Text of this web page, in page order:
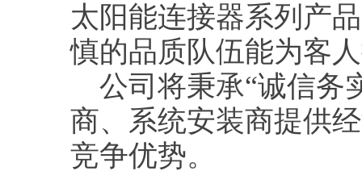
太阳能连接器系列产
慎的品质队伍能为客
公司将秉承“诚信务
商、系统安装商提供
竞争优势。